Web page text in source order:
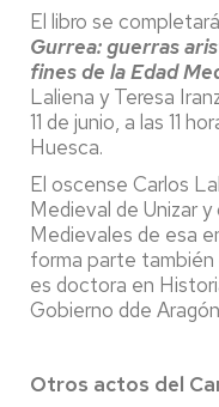
El libro se
Gurrea: guerras
fines de la Edad
Laliena y Teresa
11 de junio, a las 11
Huesca.
El oscense Carlos
Medieval de Unizar
Medievales de esa
forma parte
es doctora en
Gobierno dde
Otros actos del